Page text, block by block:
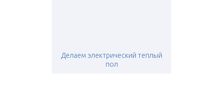
Делаем электрический теплый
пол